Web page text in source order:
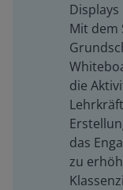
Displays
Mit dem
die
das
zu